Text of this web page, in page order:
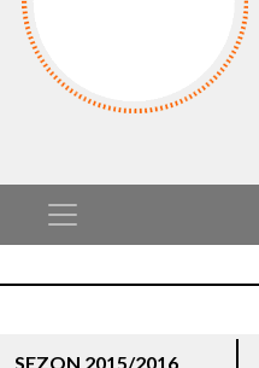
SEZON 2015/2016